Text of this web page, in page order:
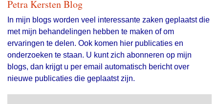
Petra Kersten Blog
In mijn blogs worden veel interessante zaken geplaatst die
met mijn behandelingen hebben te maken of om
ervaringen te delen. Ook komen hier publicaties en
onderzoeken te staan. U kunt zich abonneren op mijn
blogs, dan krijgt u per email automatisch bericht over
nieuwe publicaties die geplaatst zijn.